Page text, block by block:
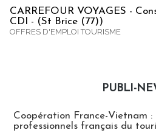
CARREFOUR VOYAGES -
CDI - (St Brice (77))
OFFRES D'EMPLOI TOURISME
PUBLI-
Coopération France-Vietnam
professionnels français du